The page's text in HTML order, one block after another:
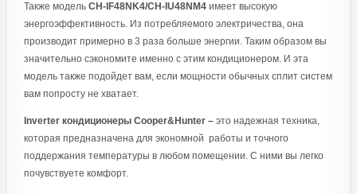
Также модель CH-IF48NK4/CH-IU48NM4 имеет высокую
энергоэффективность. Из потребляемого электричества, она
производит примерно в 3 раза больше энергии. Таким образом вы
значительно сэкономите именно с этим кондиционером. И эта
модель также подойдет вам, если мощности обычных сплит систем
вам попросту не хватает.
Inverter кондиционеры Cooper&Hunter –это надежная техника,
которая предназначена для экономной работы и точного
поддержания температуры в любом помещении. С ними вы легко
почувствуете комфорт.